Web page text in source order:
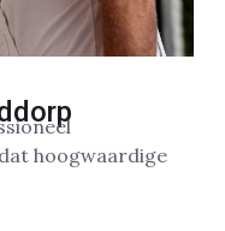
hoogwaardige